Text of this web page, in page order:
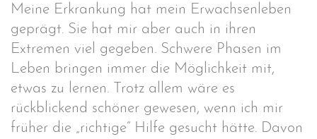
Meine Erkrankung hat mein Erwachsenleben
geprägt. Sie hat mir aber auch in ihren
Extremen viel gegeben. Schwere Phasen im
Leben bringen immer die Möglichkeit mit,
etwas zu lernen. Trotz allem wäre es
rückblickend schöner gewesen, wenn ich mir
früher die „richtige“ Hilfe gesucht hätte. Davon